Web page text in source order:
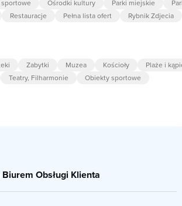
Ośrodki kultury Parki miejskie
Restauracje Pełna lista ofert Rybnik Zdjecia
Zabytki Muzea Kościoły Plaże i
Teatry, Filharmonie Obiekty sportowe
Biurem Obsługi Klienta